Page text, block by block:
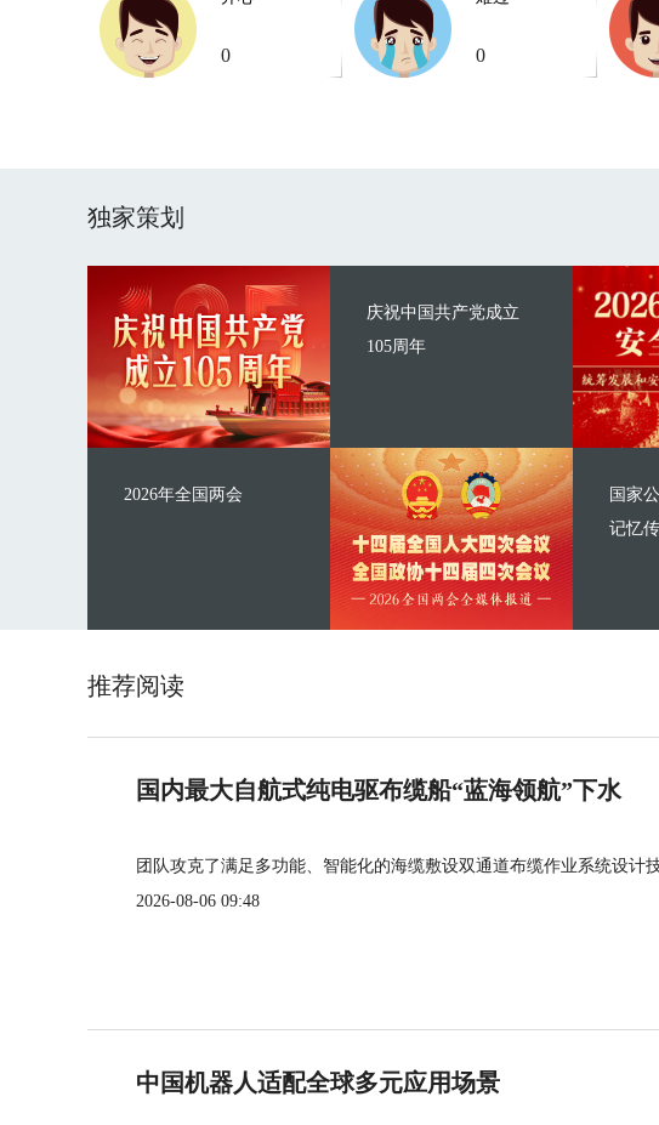
0 0
独家策划
庆祝中国共产党成立
105周年
2026年全国两会
国家
记忆
推荐阅读
国内最大自航式纯电驱布缆船“蓝海领航”下水
团队攻克了满足多功能、智能化的海缆敷设双通道布缆作业系统设计
2026-08-06 09:48
中国机器人适配全球多元应用场景